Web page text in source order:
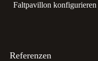
Faltpavillon konfigurieren
Referenzen